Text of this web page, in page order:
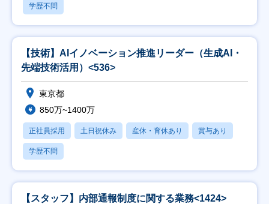
学歴不問
【技術】AIイノベーション推進リーダー（生成AI・
先端技術活用）<536>
東京都
850万~1400万
正社員採用 土日祝休み 産休・育休あり 賞与あり
学歴不問
【スタッフ】内部通報制度に関する業務<1424>